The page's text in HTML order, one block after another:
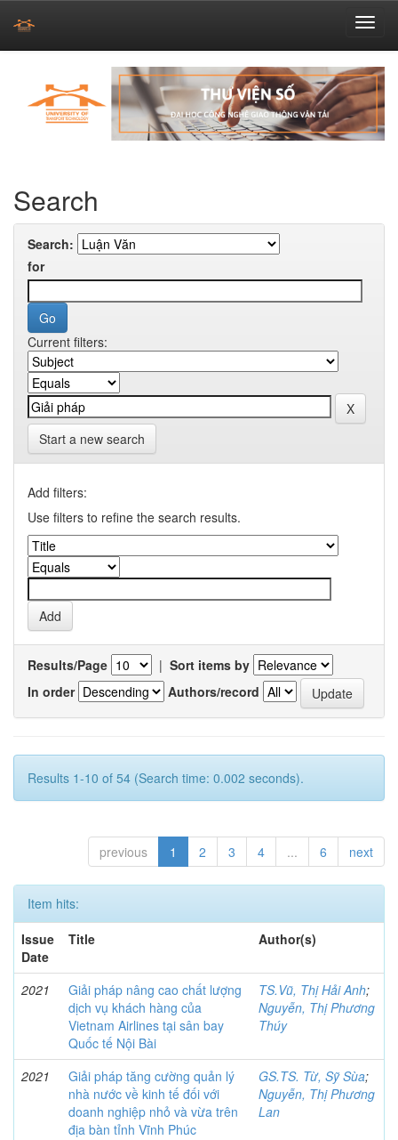
navigation
Search
Search:
for
Current filters:
Start a new search
Add filters:
Use filters to refine the search results.
Results/Page | Sort items by
In order
Authors/record
Results 1-10 of 54 (Search time: 0.002 seconds).
previous 1 2 3 4 ... 6 next
Item hits:
Issue
Date
Title Author(s)
2021
Giải pháp nâng cao chất lượng
dịch vụ khách hàng của
Vietnam Airlines tại sân bay
Quốc tế Nội Bài
TS.Vũ, Thị Hải Anh;
Nguyễn, Thị Phương
Thúy
2021
Giải pháp tăng cường quản lý
nhà nước về kinh tế đối với
doanh nghiệp nhỏ và vừa trên
địa bàn tỉnh Vĩnh Phúc
GS.TS. Từ, Sỹ Sùa;
Nguyễn, Thị Phương
Lan